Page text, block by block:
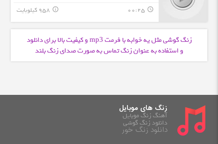
query_builder
00:25 958 کیلوبایت info_outline
زنگ گوشی مثل یه خوابه با فرمت mp3 و کیفیت بالا برای دانلود
و استفاده به عنوان زنگ تماس به صورت صدای زنگ بلند
زنگ های موبایل
آهنگ زنگ موبایل
دانلود زنگ گوشی
دانلود زنگ خور